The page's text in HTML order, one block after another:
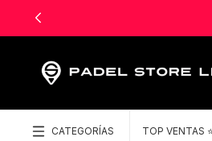
CATEGORÍAS TOP VENTAS